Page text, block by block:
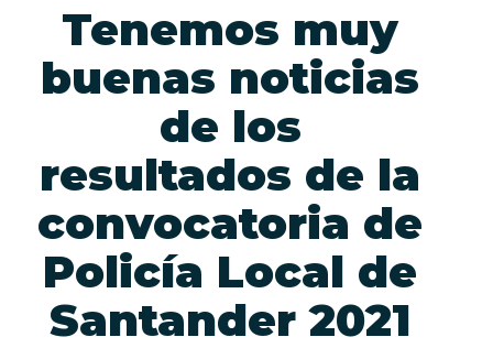
Tenemos muy
buenas noticias
de los
resultados de la
convocatoria de
Policía Local de
Santander 2021